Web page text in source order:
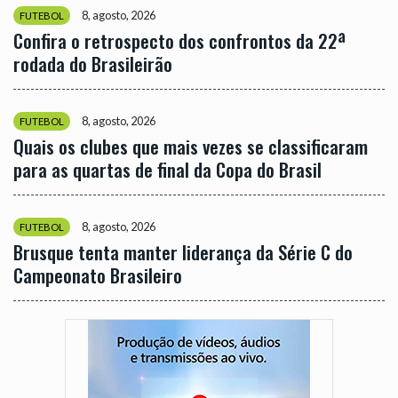
FUTEBOL 8, agosto, 2026
Confira o retrospecto dos confrontos da 22ª
rodada do Brasileirão
FUTEBOL 8, agosto, 2026
Quais os clubes que mais vezes se classificaram
para as quartas de final da Copa do Brasil
FUTEBOL 8, agosto, 2026
Brusque tenta manter liderança da Série C do
Campeonato Brasileiro